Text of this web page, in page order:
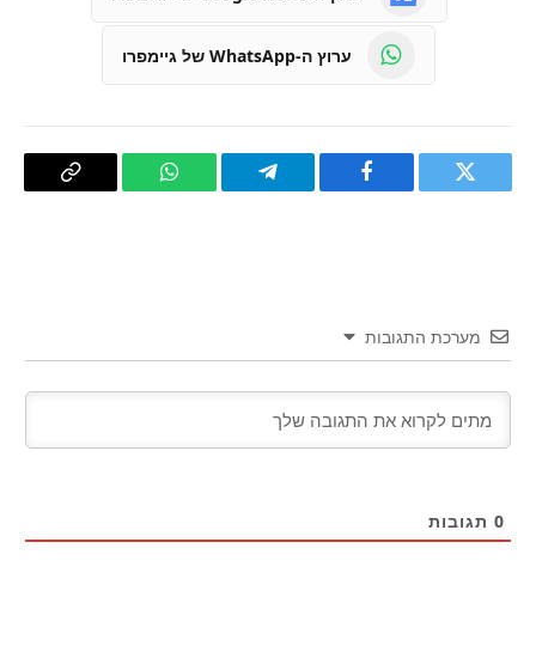
ערוץ ה-WhatsApp של גיימפרו
טוויטר פייסבוק Telegram
WhatsApp העתק
מערכת התגובות
0 תגובות